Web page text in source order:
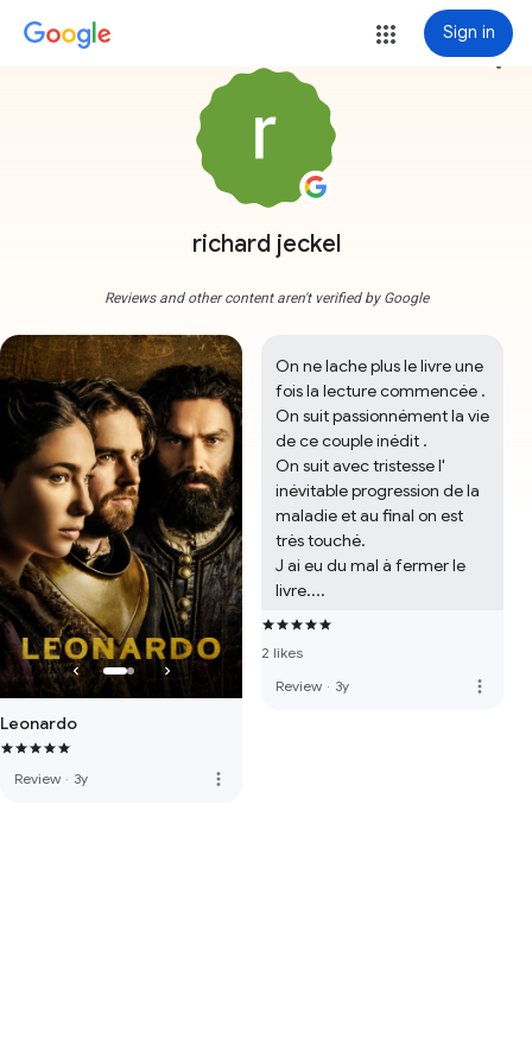
Sign in
richard jeckel
more_vert
Reviews and other content aren't verified by Google
Leonardo
Review · 3y more_vert
On ne lache plus le livre une
fois la lecture commencée .
On suit passionnément la vie
de ce couple inédit .
On suit avec tristesse l'
inévitable progression de la
maladie et au final on est
très touché.
J ai eu du mal à fermer le
livre....
2 likes
Review · 3y more_vert